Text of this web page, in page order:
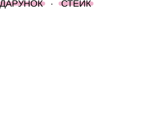
· СТЕЙК